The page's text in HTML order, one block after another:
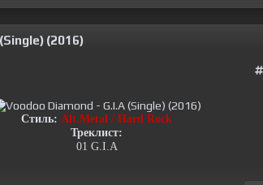
(2016)
Стиль: Alt.Metal / Hard Rock
Треклист:
01 G.I.A